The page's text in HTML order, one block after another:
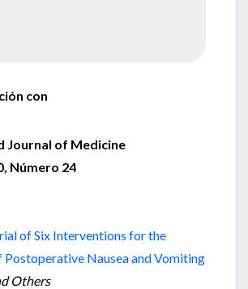
con
Journal of Medicine
Número 24
of Six Interventions for the
Postoperative Nausea and Vomiting
Others